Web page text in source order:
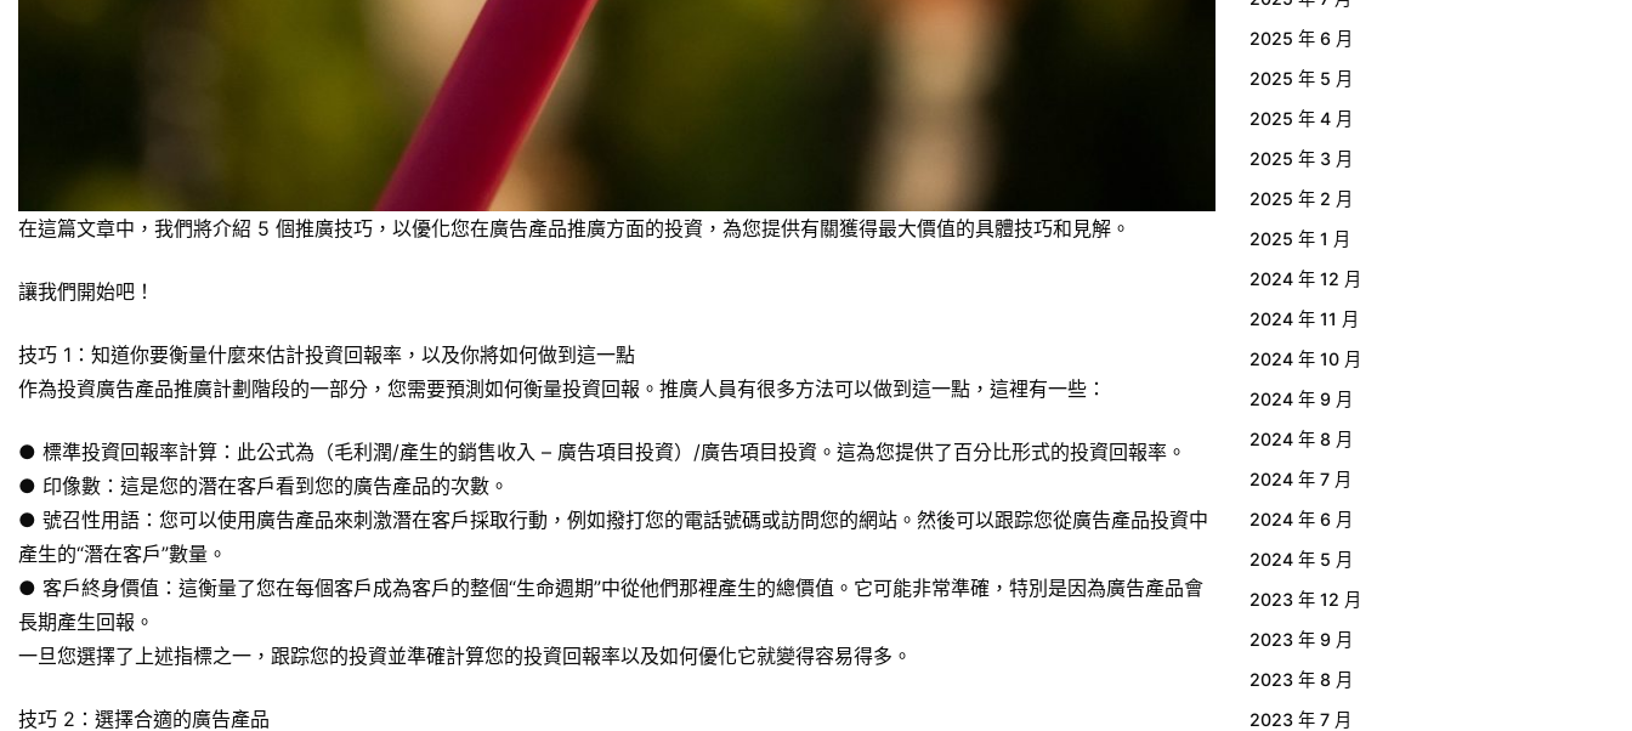
在這篇文章中，我們將介紹 5 個推廣技巧，以優化您在廣告產品推廣方面的投資，為您提供有關獲得最大價值的具體技巧和見解。
讓我們開始吧！
技巧 1：知道你要衡量什麼來估計投資回報率，以及你將如何做到這一點
作為投資廣告產品推廣計劃階段的一部分，您需要預測如何衡量投資回報。推廣人員有很多方法可以做到這一點，這裡有一些：
● 標準投資回報率計算：此公式為（毛利潤/產生的銷售收入 – 廣告項目投資）/廣告項目投資。這為您提供了百分比形式的投資回報率。
● 印像數：這是您的潛在客戶看到您的廣告產品的次數。
● 號召性用語：您可以使用廣告產品來刺激潛在客戶採取行動，例如撥打您的電話號碼或訪問您的網站。然後可以跟踪您從廣告產品投資中
產生的“潛在客戶”數量。
● 客戶終身價值：這衡量了您在每個客戶成為客戶的整個“生命週期”中從他們那裡產生的總價值。它可能非常準確，特別是因為廣告產品會
長期產生回報。
一旦您選擇了上述指標之一，跟踪您的投資並準確計算您的投資回報率以及如何優化它就變得容易得多。
技巧 2：選擇合適的廣告產品
2025 年 6 月
2025 年 5 月
2025 年 4 月
2025 年 3 月
2025 年 2 月
2025 年 1 月
2024 年 12 月
2024 年 11 月
2024 年 10 月
2024 年 9 月
2024 年 8 月
2024 年 7 月
2024 年 6 月
2024 年 5 月
2023 年 12 月
2023 年 9 月
2023 年 8 月
2023 年 7 月